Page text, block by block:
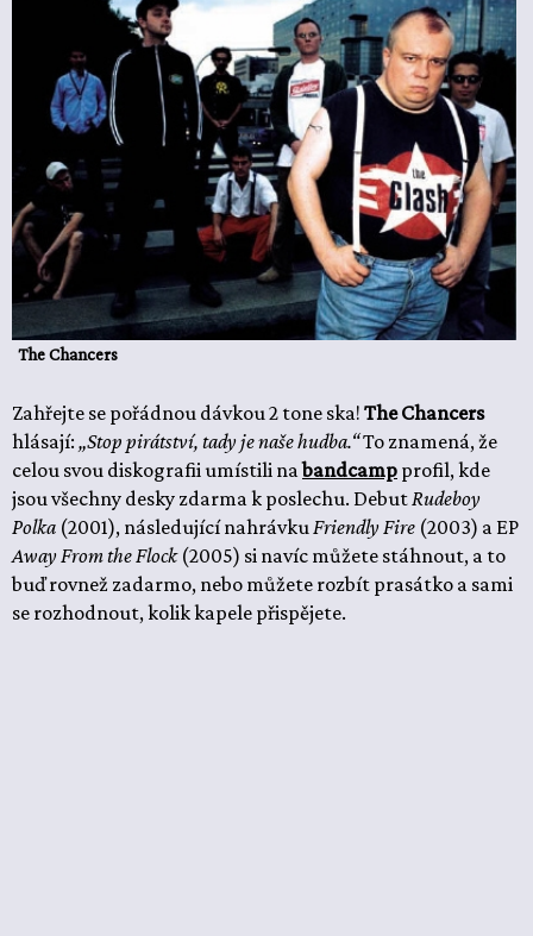
The Chancers
Zahřejte se pořádnou dávkou 2 tone ska! The Chancers
hlásají: „Stop pirátství, tady je naše hudba.“To znamená, že
celou svou diskografii umístili nabandcamp profil, kde
jsou všechny desky zdarma k poslechu. DebutRudeboy
Polka (2001), následující nahrávkuFriendly Fire (2003) a EP
Away From the Flock(2005) si navíc můžete stáhnout, a to
buď rovnež zadarmo, nebo můžete rozbít prasátko a sami
se rozhodnout, kolik kapele přispějete.